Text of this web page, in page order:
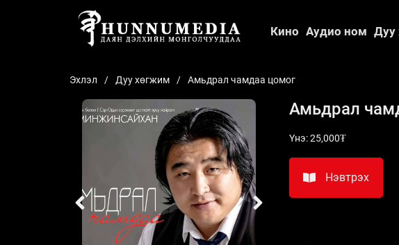
Кино Аудио ном Дуу
Эхлэл Дуу хөгжим Амьдрал чамдаа цомог
Амьдрал
Үнэ:25,000₮
Нэвтрэх